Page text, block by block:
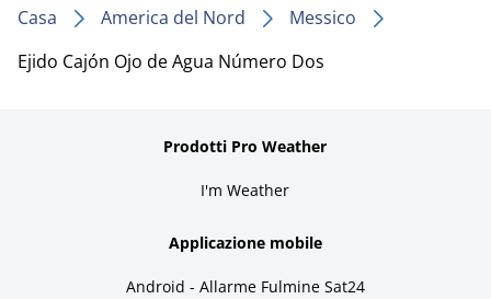
Casa America del Nord
Messico
Ejido Cajón Ojo de Agua Número Dos
Prodotti Pro Weather
I'm Weather
Applicazione mobile
Android - Allarme Fulmine Sat24